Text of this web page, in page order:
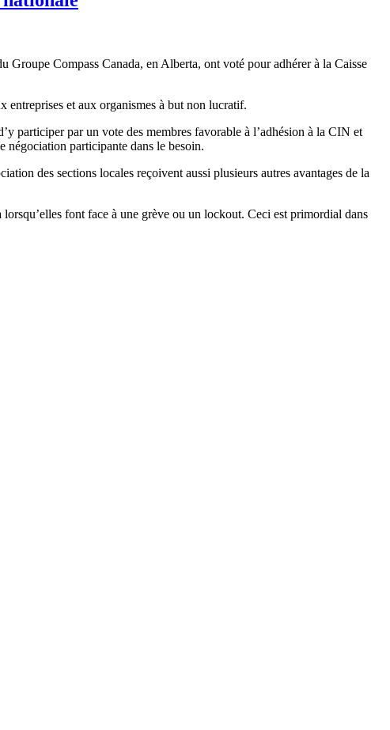
Compass Canada, en Alberta, ont voté pour adhérer à la Caisse
entreprises et aux organismes à but non lucratif.
participer par un vote des membres favorable à l’adhésion à la CIN et
négociation participante dans le besoin.
des sections locales reçoivent aussi plusieurs autres avantages de la
font face à une grève ou un lockout. Ceci est primordial dans